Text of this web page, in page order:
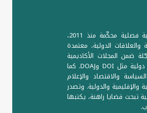
يصدر مركز حمورابي مجلة علمية فصلية محكّمة منذ 2011،
والعلاقات الدولية، معتمدة
ضمن المجلات الأكاديمية
الرصينة، وحاصلة على مؤشرات دولية مثل DOI وDOAJ. كما
والاقتصاد والإعلام
والإقليمية والدولية. وتصدر
تبحث قضايا راهنة، يكتبها